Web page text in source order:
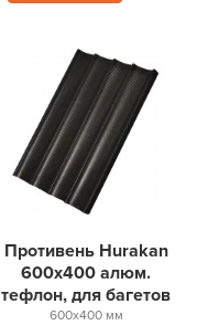
Противень Hurakan
600х400 алюм.
тефлон, для багетов
600х400 мм